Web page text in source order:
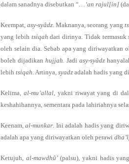
dalam sanadnya disebutkan “… ‘an rajul[in]
Keempat,asy-syâdz. Maknanya, seorang yang
yang lebih tsiqah dari dirinya. Tidak termasuk
oleh selain dia. Sebab apa yang diriwayatkan
boleh dijadikanhujjah. Jadiasy-syâdz
lebih tsiqah. Artinya, syadz adalah hadis yang
Kelima, al-mu’allal, yakni riwayat yang di
keshahihannya, sementara pada lahiriahnya
Keenam,al-munkar. Ini adalah hadis yang
adalah apa yang diriwayatkan oleh perawi
Ketujuh, al-mawdhû’(palsu), yakni hadis